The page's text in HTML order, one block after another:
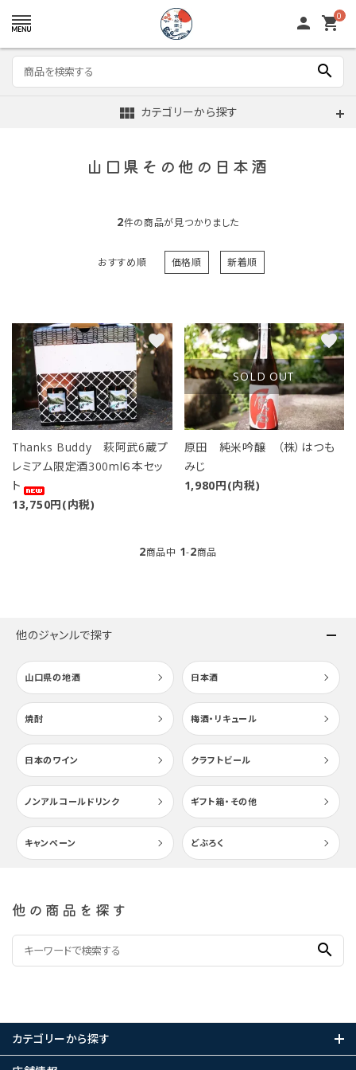
person 0
shopping_cart
search
view_module カテゴリーから探す
山口県その他の日本酒
2件の商品が見つかりました
おすすめ順 価格順 新着順
Thanks Buddy 萩阿武6蔵プ
レミアム限定酒300ml６本セッ
ト
13,750円(内税)
favorite
SOLD OUT
原田 純米吟醸 （株）はつも
みじ
1,980円(内税)
favorite
2商品中 1-2商品
他のジャンルで探す
山口県の地酒 日本酒
焼酎 梅酒・リキュール
日本のワイン クラフトビール
ノンアルコールドリンク ギフト箱・その他
キャンペーン どぶろく
他の商品を探す
search
検索する
カテゴリーから探す